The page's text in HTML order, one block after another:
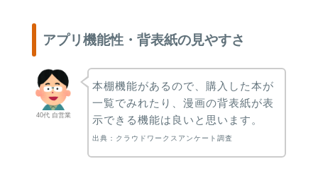
アプリ機能性・背表紙の見やすさ
40代 自営業
本棚機能があるので、購入した本が
一覧でみれたり、漫画の背表紙が表
示できる機能は良いと思います。
出典：クラウドワークスアンケート調査